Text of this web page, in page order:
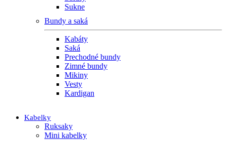
Sukne
Bundy a saká
Kabáty
Saká
Prechodné bundy
Zimné bundy
Mikiny
Vesty
Kardigan
Kabelky
Ruksaky
Mini kabelky